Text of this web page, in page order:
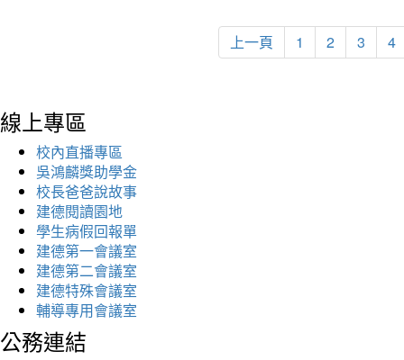
上一頁 1 2 3 4
線上專區
校內直播專區
吳鴻麟獎助學金
校長爸爸說故事
建德閱讀園地
學生病假回報單
建德第一會議室
建德第二會議室
建德特殊會議室
輔導專用會議室
公務連結